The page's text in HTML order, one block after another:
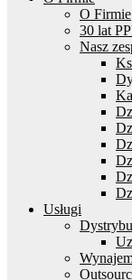
O Firmie
30 lat
Nasz
Usługi